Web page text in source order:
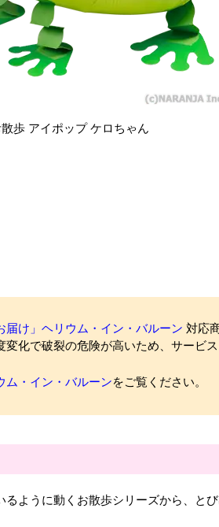
歩 アイポップ ケロちゃん
届け」ヘリウム・イン・バルーン 対応
変化で破裂の危険が高いため、サービス
ム・イン・バルーンをご覧ください。
るように動くお散歩シリーズから、と